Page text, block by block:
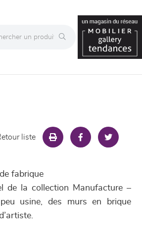
liste
fabrique
de la collection Manufacture –
usine, des murs en brique